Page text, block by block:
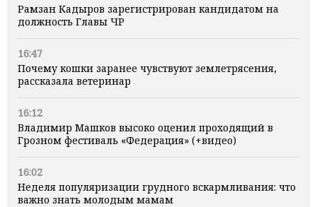
Рамзан Кадыров зарегистрирован кандидатом на
должность Главы ЧР
16:47
Почему кошки заранее чувствуют землетрясения,
рассказала ветеринар
16:12
Владимир Машков высоко оценил проходящий в
Грозном фестиваль «Федерация» (+видео)
16:02
Неделя популяризации грудного вскармливания: что
важно знать молодым мамам